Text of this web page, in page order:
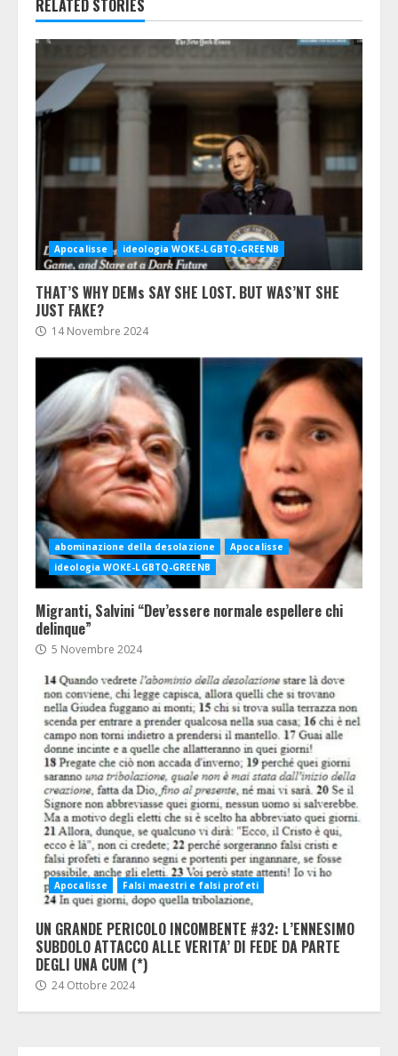
RELATED STORIES
Apocalisse ideologia WOKE-LGBTQ-GREENB
THAT’S WHY DEMs SAY SHE LOST. BUT WAS’NT SHE
JUST FAKE?
14 Novembre 2024
abominazione della desolazione
Apocalisse
ideologia WOKE-LGBTQ-GREENB
Migranti, Salvini “Dev’essere normale espellere chi
delinque”
5 Novembre 2024
Apocalisse Falsi maestri e falsi profeti
UN GRANDE PERICOLO INCOMBENTE #32: L’ENNESIMO
SUBDOLO ATTACCO ALLE VERITA’ DI FEDE DA PARTE
DEGLI UNA CUM (*)
24 Ottobre 2024